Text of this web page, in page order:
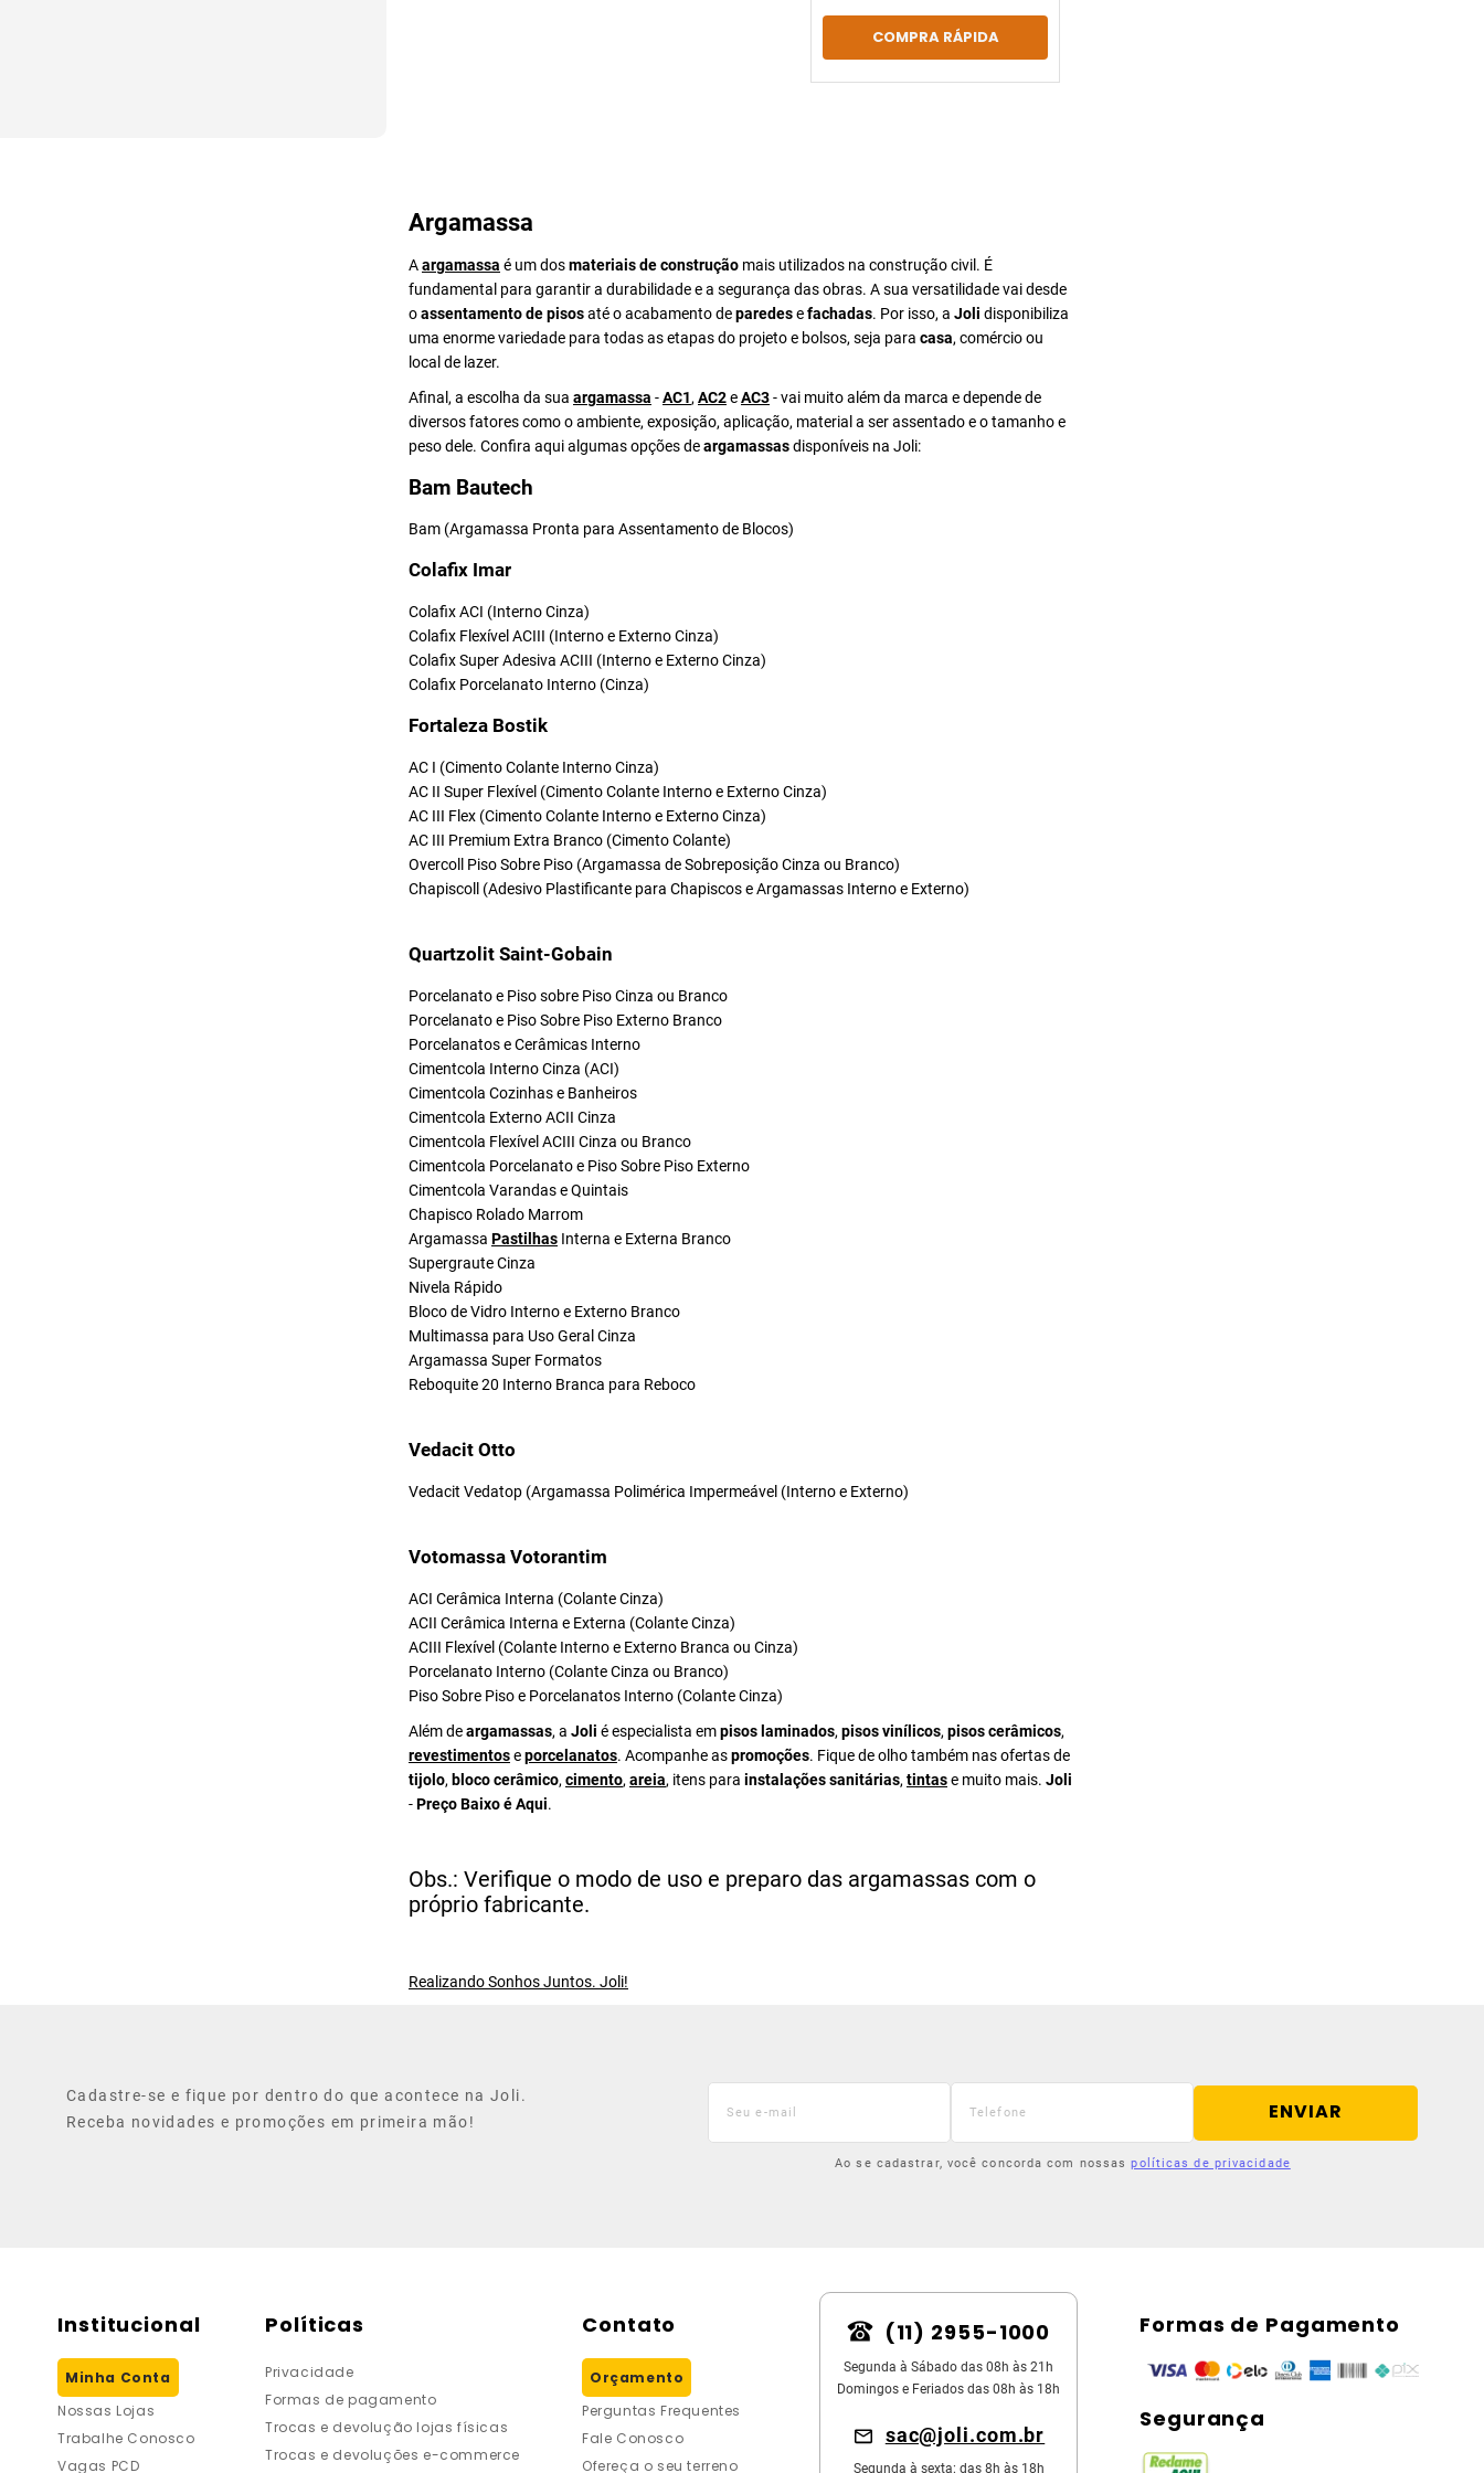
COMPRA RÁPIDA
Argamassa
Aargamassa é um dosmateriais de construção mais utilizados na construção civil. É
fundamental para garantir a durabilidade e a segurança das obras. A sua versatilidade vai desde
oassentamento de pisosaté o acabamento deparedesefachadas. Por isso, a Joli disponibiliza
uma enorme variedade para todas as etapas do projeto e bolsos, seja para casa, comércio ou
local de lazer.
Afinal, a escolha da sua argamassa -AC1, AC2eAC3- vai muito além da marca e depende de
diversos fatores como o ambiente, exposição, aplicação, material a ser assentado e o tamanho e
peso dele. Confira aqui algumas opções deargamassasdisponíveis na Joli:
Bam Bautech
Bam (Argamassa Pronta para Assentamento de Blocos)
Colafix Imar
Colafix ACI (Interno Cinza)
Colafix Flexível ACIII (Interno e Externo Cinza)
Colafix Super Adesiva ACIII (Interno e Externo Cinza)
Colafix Porcelanato Interno (Cinza)
Fortaleza Bostik
AC I (Cimento Colante Interno Cinza)
AC II Super Flexível (Cimento Colante Interno e Externo Cinza)
AC III Flex (Cimento Colante Interno e Externo Cinza)
AC III Premium Extra Branco (Cimento Colante)
Overcoll Piso Sobre Piso (Argamassa de Sobreposição Cinza ou Branco)
Chapiscoll (Adesivo Plastificante para Chapiscos e Argamassas Interno e Externo)
Quartzolit Saint-Gobain
Porcelanato e Piso sobre Piso Cinza ou Branco
Porcelanato e Piso Sobre Piso Externo Branco
Porcelanatos e Cerâmicas Interno
Cimentcola Interno Cinza (ACI)
Cimentcola Cozinhas e Banheiros
Cimentcola Externo ACII Cinza
Cimentcola Flexível ACIII Cinza ou Branco
Cimentcola Porcelanato e Piso Sobre Piso Externo
Cimentcola Varandas e Quintais
Chapisco Rolado Marrom
Argamassa Pastilhas Interna e Externa Branco
Supergraute Cinza
Nivela Rápido
Bloco de Vidro Interno e Externo Branco
Multimassa para Uso Geral Cinza
Argamassa Super Formatos
Reboquite 20 Interno Branca para Reboco
Vedacit Otto
Vedacit Vedatop (Argamassa Polimérica Impermeável (Interno e Externo)
Votomassa Votorantim
ACI Cerâmica Interna (Colante Cinza)
ACII Cerâmica Interna e Externa (Colante Cinza)
ACIII Flexível (Colante Interno e Externo Branca ou Cinza)
Porcelanato Interno (Colante Cinza ou Branco)
Piso Sobre Piso e Porcelanatos Interno (Colante Cinza)
Além deargamassas, a Joli é especialista empisos laminados, pisos vinílicos, pisos cerâmicos,
revestimentoseporcelanatos. Acompanhe aspromoções. Fique de olho também nas ofertas de
tijolo, bloco cerâmico, cimento, areia, itens para instalações sanitárias, tintase muito mais. Joli
-Preço Baixo é Aqui.
Obs.: Verifique o modo de uso e preparo das argamassas com o
próprio fabricante.
Realizando Sonhos Juntos. Joli!
Cadastre-se e fique por dentro do que acontece na Joli.
Receba novidades e promoções em primeira mão!
ENVIAR
Ao se cadastrar, você concorda com nossas políticas de privacidade
Institucional
Minha Conta
Nossas Lojas
Trabalhe Conosco
Vagas PCD
Políticas
Privacidade
Formas de pagamento
Trocas e devolução lojas físicas
Trocas e devoluções e-commerce
Contato
Orçamento
Perguntas Frequentes
Fale Conosco
Ofereça o seu terreno
(11) 2955-1000
Segunda à Sábado das 08h às 21h
Domingos e Feriados das 08h às 18h
sac@joli.com.br
Segunda à sexta: das 8h às 18h
Formas de Pagamento
Segurança